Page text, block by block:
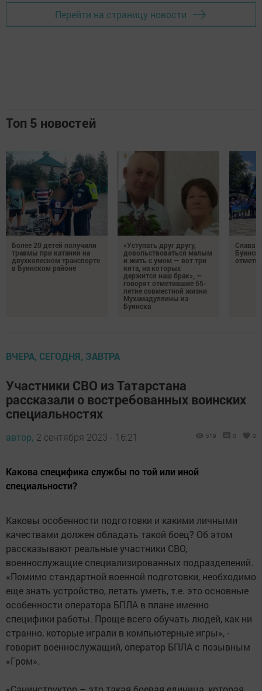
Перейти на страницу новости
Топ 5 новостей
Более 20 детей получили
травмы при катании на
двухколесном транспорте
в Буинском районе
«Уступать друг другу,
довольствоваться малым
и жить с умом — вот три
кита, на которых
держится наш брак», —
говорят отметившие 55-
летие совместной жизни
Мухамадуллины из
Буинска
Слава
Буинск
ВЧЕРА, СЕГОДНЯ, ЗАВТРА
Участники СВО из Татарстана
рассказали о востребованных воинских
специальностях
автор, 2 сентября 2023 - 16:21 519 0 0
Какова специфика службы по той или иной
специальности?
Каковы особенности подготовки и какими личными
качествами должен обладать такой боец? Об этом
рассказывают реальные участники СВО,
военнослужащие специализированных подразделений.
«Помимо стандартной военной подготовки, необходимо
еще знать устройство, летать уметь, т.е. это основные
особенности оператора БПЛА в плане именно
специфики работы. Проще всего обучать людей, как ни
странно, которые играли в компьютерные игры», -
говорит военнослужащий, оператор БПЛА с позывным
«Гром».